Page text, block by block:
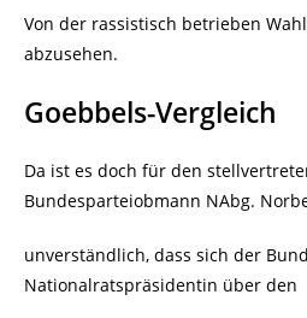
Von der rassistisch betrieben
abzusehen.
Goebbels-Vergleich
Da ist es doch für den
Bundesparteiobmann NAbg.
unverständlich, dass sich der
Nationalratspräsidentin über den